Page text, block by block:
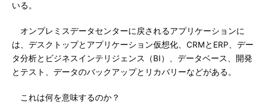
いる。
オンプレミスデータセンターに戻されるアプリケーションに
は、デスクトップとアプリケーション仮想化、CRMとERP、デー
タ分析とビジネスインテリジェンス（BI）、データベース、開発
とテスト、データのバックアップとリカバリーなどがある。
これは何を意味するのか？